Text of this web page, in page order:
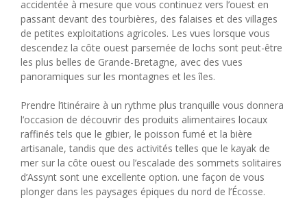
accidentée à mesure que vous continuez vers l’ouest en
passant devant des tourbières, des falaises et des villages
de petites exploitations agricoles. Les vues lorsque vous
descendez la côte ouest parsemée de lochs sont peut-être
les plus belles de Grande-Bretagne, avec des vues
panoramiques sur les montagnes et les îles.
Prendre l’itinéraire à un rythme plus tranquille vous donnera
l’occasion de découvrir des produits alimentaires locaux
raffinés tels que le gibier, le poisson fumé et la bière
artisanale, tandis que des activités telles que le kayak de
mer sur la côte ouest ou l’escalade des sommets solitaires
d’Assynt sont une excellente option. une façon de vous
plonger dans les paysages épiques du nord de l’Écosse.